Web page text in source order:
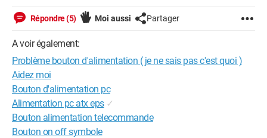
Répondre (5) Moi aussi Partager
A voir également:
Problème bouton d'alimentation ( je ne sais pas c'est quoi )
Aidez moi
Bouton d'alimentation pc
Alimentation pc atx eps ✓
Bouton alimentation telecommande
Bouton on off symbole